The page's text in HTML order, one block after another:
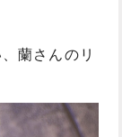
蘭さんのリ